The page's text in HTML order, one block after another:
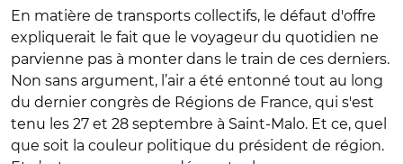
En matière de transports collectifs, le défaut d'offre
expliquerait le fait que le voyageur du quotidien ne
parvienne pas à monter dans le train de ces derniers.
Non sans argument, l’air a été entonné tout au long
du dernier congrès de Régions de France, qui s'est
tenu les 27 et 28 septembre à Saint-Malo. Et ce, quel
que soit la couleur politique du président de région.